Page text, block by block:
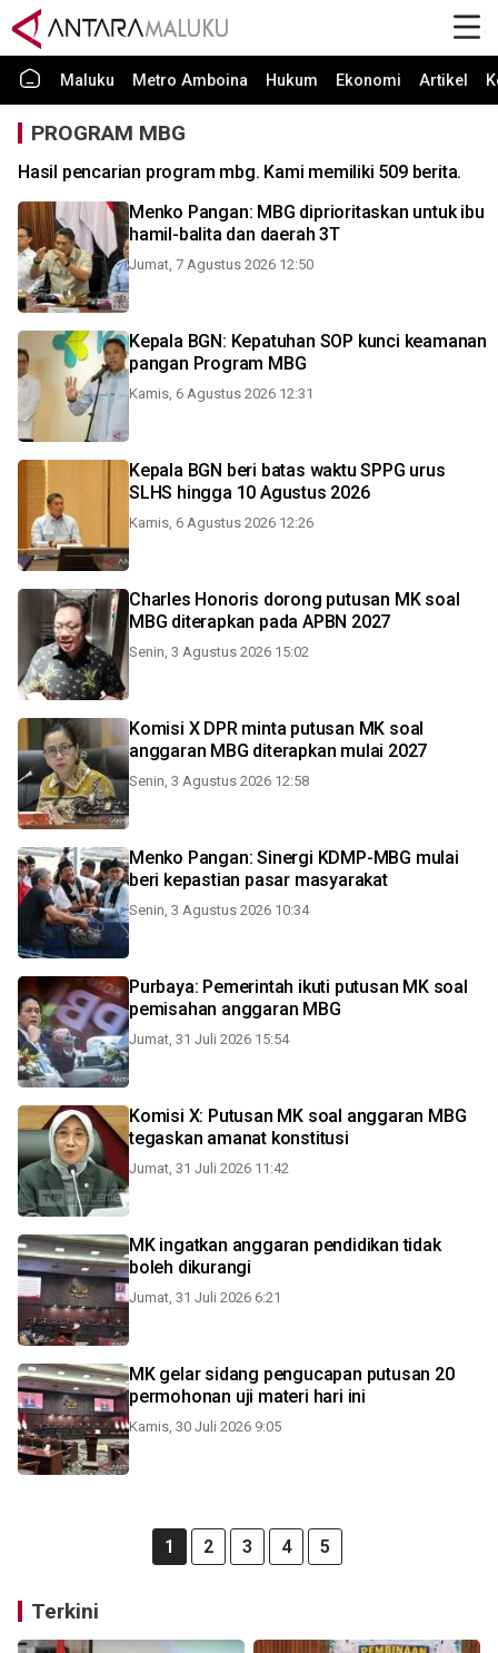
Maluku Metro Amboina Hukum Ekonomi Artikel
PROGRAM MBG
Hasil pencarian program mbg. Kami memiliki 509 berita.
Menko Pangan: MBG diprioritaskan untuk ibu
hamil-balita dan daerah 3T
Jumat, 7 Agustus 2026 12:50
Kepala BGN: Kepatuhan SOP kunci keamanan
pangan Program MBG
Kamis, 6 Agustus 2026 12:31
Kepala BGN beri batas waktu SPPG urus
SLHS hingga 10 Agustus 2026
Kamis, 6 Agustus 2026 12:26
Charles Honoris dorong putusan MK soal
MBG diterapkan pada APBN 2027
Senin, 3 Agustus 2026 15:02
Komisi X DPR minta putusan MK soal
anggaran MBG diterapkan mulai 2027
Senin, 3 Agustus 2026 12:58
Menko Pangan: Sinergi KDMP-MBG mulai
beri kepastian pasar masyarakat
Senin, 3 Agustus 2026 10:34
Purbaya: Pemerintah ikuti putusan MK soal
pemisahan anggaran MBG
Jumat, 31 Juli 2026 15:54
Komisi X: Putusan MK soal anggaran MBG
tegaskan amanat konstitusi
Jumat, 31 Juli 2026 11:42
MK ingatkan anggaran pendidikan tidak
boleh dikurangi
Jumat, 31 Juli 2026 6:21
MK gelar sidang pengucapan putusan 20
permohonan uji materi hari ini
Kamis, 30 Juli 2026 9:05
1 2 3 4 5
Terkini